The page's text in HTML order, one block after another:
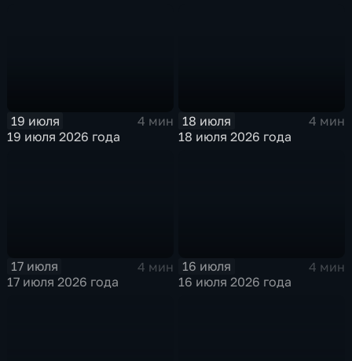
19 июля
4 мин
19 июля 2026 года
18 июля
4 мин
18 июля 2026 года
17 июля
4 мин
17 июля 2026 года
16 июля
4 мин
16 июля 2026 года